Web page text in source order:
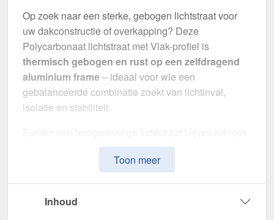
Op zoek naar een sterke, gebogen lichtstraat voor
uw dakconstructie of overkapping? Deze
Polycarbonaat lichtstraat met Vlak-profiel is
thermisch gebogen en rust op een zelfdragend
aluminium frame– ideaal voor wie een
gebalanceerde combinatie zoekt van lichtinval,
isolatie en stabiliteit.
donker en gevoelig voor vochtproblemen. Dit
systeem is speciaal ontwikkeld om
perfect voor zowel kleine als grote projecten.
Toon meer
Inhoud